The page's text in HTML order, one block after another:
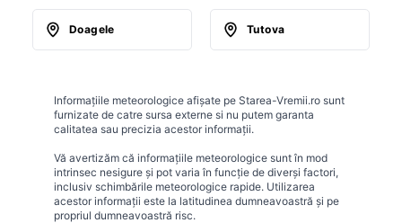
Doagele Tutova
Informațiile meteorologice afișate pe Starea-Vremii.ro sunt
furnizate de catre sursa externe si nu putem garanta
calitatea sau precizia acestor informații.
Vă avertizăm că informațiile meteorologice sunt în mod
intrinsec nesigure și pot varia în funcție de diverși factori,
inclusiv schimbările meteorologice rapide. Utilizarea
acestor informații este la latitudinea dumneavoastră și pe
propriul dumneavoastră risc.